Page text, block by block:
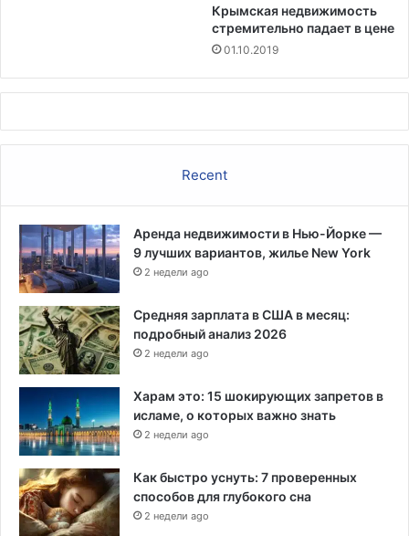
и
м
м
о
с
т
у
п
и
б
Крымская недвижимость
стремительно падает в цене
01.10.2019
Recent
Аренда недвижимости в Нью-Йорке —
9 лучших вариантов, жилье New York
2 недели ago
Средняя зарплата в США в месяц:
подробный анализ 2026
2 недели ago
Харам это: 15 шокирующих запретов в
исламе, о которых важно знать
2 недели ago
Как быстро уснуть: 7 проверенных
способов для глубокого сна
2 недели ago